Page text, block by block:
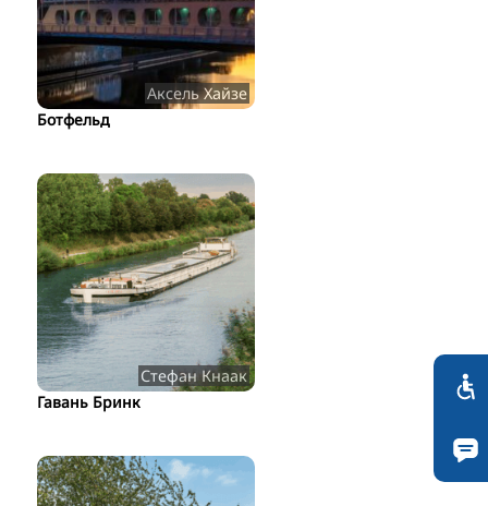
Аксель Хайзе
Ботфельд
Стефан Кнаак
Гавань Бринк